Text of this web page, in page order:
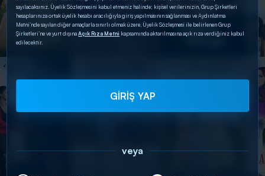
sayılacaksınız. Üyelik Sözleşmesini kabul etmeniz halinde; kişisel verilerinizin, Grup Şirketleri
hesaplarınıza ortak üyelik hesabı aracılığıyla giriş yapılmasının sağlanması ve Aydınlatma
Metni’nde sayılan diğer amaçlarla sınırlı olmak üzere, Üyelik Sözleşmesi ile belirlenen Grup
Şirketleri’ne ve yurt dışınaAçık Rıza Metni kapsamında aktarılmasına açık rıza verdiğiniz kabul
edilecektir.
GİRİŞ YAP
veya